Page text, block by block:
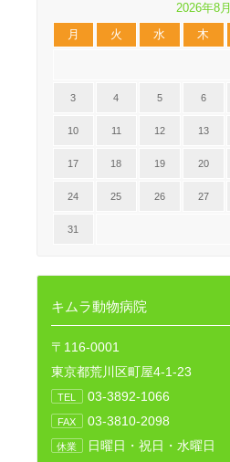
2026年8月
月
火 水 木
3 4 5 6
10 11 12 13
17 18 19 20
24 25 26 27
31
キムラ動物病院
〒116-0001
東京都荒川区町屋4-1-23
TEL 03-3892-1066
FAX 03-3810-2098
休業 日曜日・祝日・水曜日